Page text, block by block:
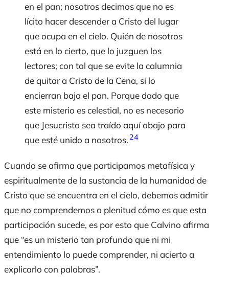
en el pan; nosotros decimos que no es
lícito hacer descender a Cristo del lugar
que ocupa en el cielo. Quién de nosotros
está en lo cierto, que lo juzguen los
lectores; con tal que se evite la calumnia
de quitar a Cristo de la Cena, si lo
encierran bajo el pan. Porque dado que
este misterio es celestial, no es necesario
que Jesucristo sea traído aquí abajo para
que esté unido a nosotros. 24
Cuando se afirma que participamos metafísica y
espiritualmente de la sustancia de la humanidad de
Cristo que se encuentra en el cielo, debemos admitir
que no comprendemos a plenitud cómo es que esta
participación sucede, es por esto que Calvino afirma
que “es un misterio tan profundo que ni mi
entendimiento lo puede comprender, ni acierto a
explicarlo con palabras”.